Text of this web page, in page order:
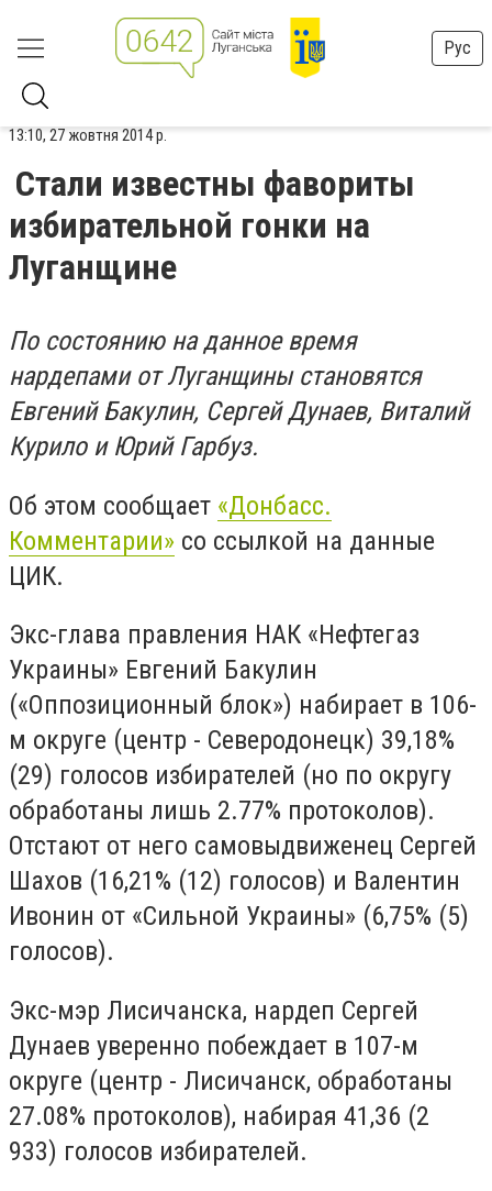
Рус
13:10, 27 жовтня 2014 р.
Стали известны фавориты
избирательной гонки на
Луганщине
По состоянию на данное время
нардепами от Луганщины становятся
Евгений Бакулин, Сергей Дунаев, Виталий
Курило и Юрий Гарбуз.
Об этом сообщает «Донбасс.
Комментарии» со ссылкой на данные
ЦИК.
Экс-глава правления НАК «Нефтегаз
Украины» Евгений Бакулин
(«Оппозиционный блок») набирает в 106-
м округе (центр - Северодонецк) 39,18%
(29) голосов избирателей (но по округу
обработаны лишь 2.77% протоколов).
Отстают от него самовыдвиженец Сергей
Шахов (16,21% (12) голосов) и Валентин
Ивонин от «Сильной Украины» (6,75% (5)
голосов).
Экс-мэр Лисичанска, нардеп Сергей
Дунаев уверенно побеждает в 107-м
округе (центр - Лисичанск, обработаны
27.08% протоколов), набирая 41,36 (2
933) голосов избирателей.